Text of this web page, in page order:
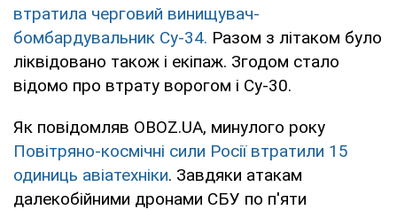
втратила черговий винищувач-
бомбардувальник Су-34. Разом з літаком було
ліквідовано також і екіпаж. Згодом стало
відомо про втрату ворогом і Су-30.
Як повідомляв OBOZ.UA, минулого року
Повітряно-космічні сили Росії втратили 15
одиниць авіатехніки. Завдяки атакам
далекобійними дронами СБУ по п'яти